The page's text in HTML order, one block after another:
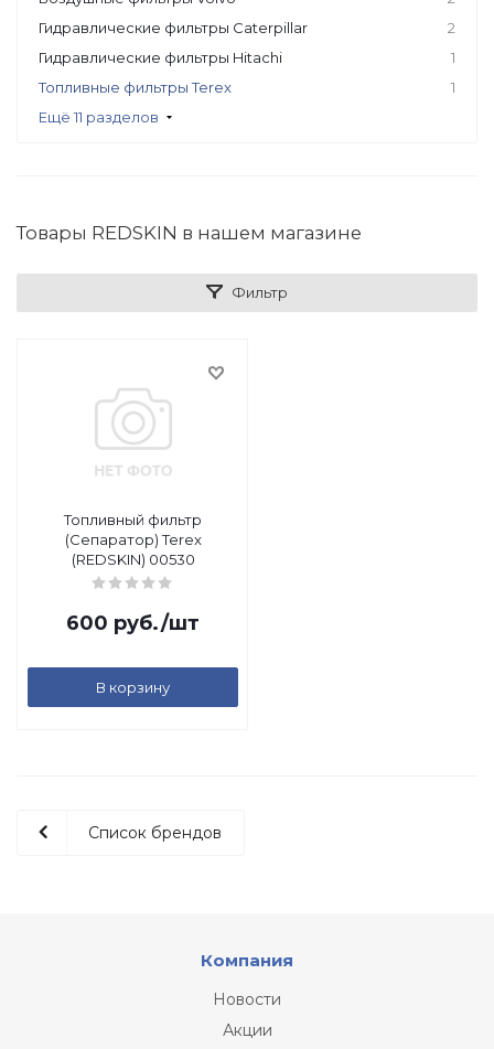
Гидравлические фильтры Caterpillar
2
Гидравлические фильтры Hitachi
1
Топливные фильтры Terex
1
Ещё 11 разделов
Товары REDSKIN в нашем магазине
Фильтр
Топливный фильтр
(Сепаратор) Terex
(REDSKIN) 00530
600 руб./шт
В корзину
Список брендов
Компания
Новости
Акции